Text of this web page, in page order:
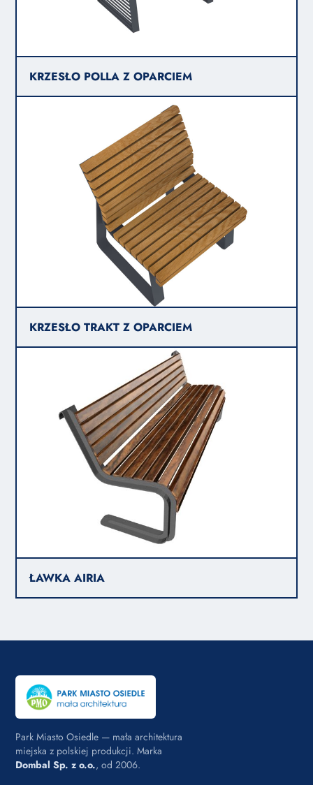
KRZESŁO POLLA Z OPARCIEM
KRZESŁO TRAKT Z OPARCIEM
ŁAWKA AIRIA
Park Miasto Osiedle — mała architektura
miejska z polskiej produkcji. Marka
Dombal Sp. z o.o., od 2006.